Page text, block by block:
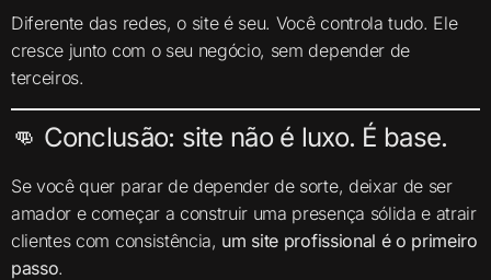
Diferente das redes, o site é seu. Você controla tudo. Ele
cresce junto com o seu negócio, sem depender de
terceiros.
👊 Conclusão: site não é luxo. É base.
Se você quer parar de depender de sorte, deixar de ser
amador e começar a construir uma presença sólida e atrair
clientes com consistência, um site profissional é o primeiro
passo.